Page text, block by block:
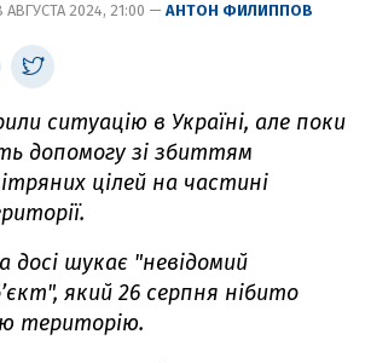
2024, 21:00 — АНТОН ФИЛИППОВ
ситуацію в Україні, але поки
допомогу зі збиттям
цілей на частині
досі шукає "невідомий
який 26 серпня нібито
територію.